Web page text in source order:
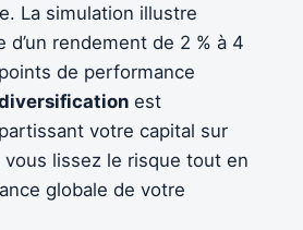
La simulation illustre
d’un rendement de 2 % à 4
de performance
est
votre capital sur
lissez le risque tout en
globale de votre